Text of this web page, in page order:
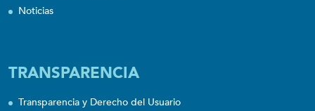
Noticias
TRANSPARENCIA
Transparencia y Derecho del Usuario